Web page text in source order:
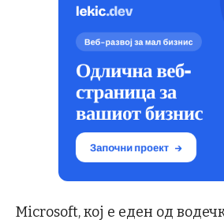
Microsoft, кој е еден од